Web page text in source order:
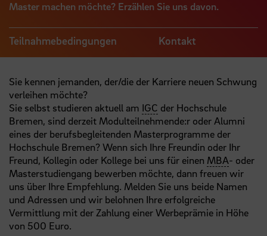
Master machen möchte? Erzählen Sie uns davon.
Teilnahmebedingungen Kontakt
Sie kennen jemanden, der/die der Karriere neuen Schwung
verleihen möchte?
Sie selbst studieren aktuell am IGC der Hochschule
Bremen, sind derzeit Modulteilnehmende:r oder Alumni
eines der berufsbegleitenden Masterprogramme der
Hochschule Bremen? Wenn sich Ihre Freundin oder Ihr
Freund, Kollegin oder Kollege bei uns für einen MBA- oder
Masterstudiengang bewerben möchte, dann freuen wir
uns über Ihre Empfehlung. Melden Sie uns beide Namen
und Adressen und wir belohnen Ihre erfolgreiche
Vermittlung mit der Zahlung einer Werbeprämie in Höhe
von 500 Euro.